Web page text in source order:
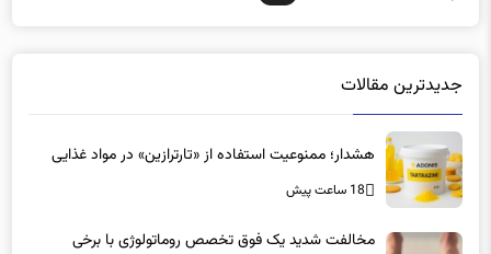
هشدار؛ ممنوعیت استفاده از «تارترازین» در مواد غذایی
18 ساعت پیش
داروهای چاقی